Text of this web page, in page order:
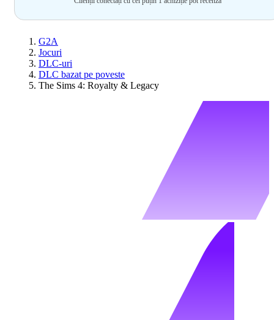
G2A
Jocuri
DLC-uri
DLC bazat pe poveste
The Sims 4: Royalty & Legacy